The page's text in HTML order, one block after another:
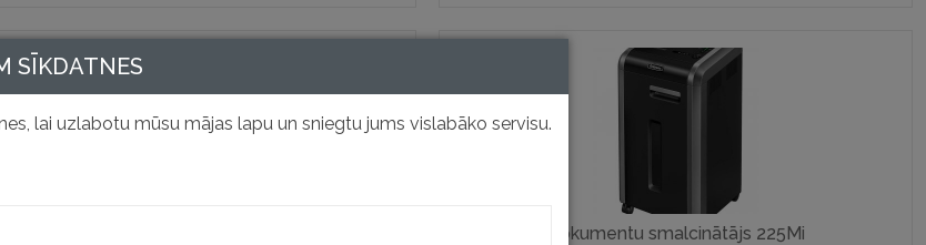
Dokumentu smalcinātājs 225Mi
SĪKDATNES
lai uzlabotu mūsu mājas lapu un sniegtu jums vislabāko servisu.